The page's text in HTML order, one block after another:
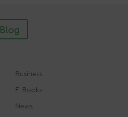
Blog
Business
E-Books
News